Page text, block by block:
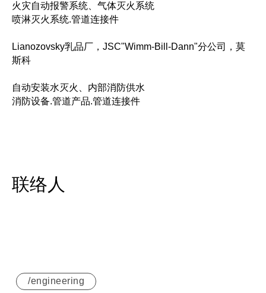
火灾自动报警系统、气体灭火系统
喷淋灭火系统.管道连接件
Lianozovsky乳品厂，JSC"Wimm-Bill-Dann"分公司，莫
斯科
自动安装水灭火、内部消防供水
消防设备.管道产品.管道连接件
联络人
/engineering